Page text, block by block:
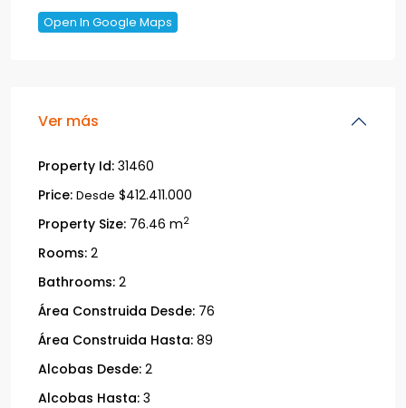
Open In Google Maps
Ver más
Property Id: 31460
Price: Desde $412.411.000
Property Size: 76.46 m2
Rooms: 2
Bathrooms: 2
Área Construida Desde: 76
Área Construida Hasta: 89
Alcobas Desde: 2
Alcobas Hasta: 3